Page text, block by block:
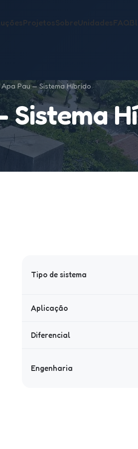
ProjetosSobreUnidadesFAQ
Pau — Sistema Híbrido
Sistema
Tipo de sistema
Aplicação
Diferencial
Engenharia